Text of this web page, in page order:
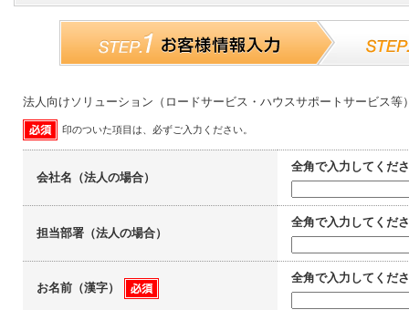
法人向けソリューション（ロードサービス・ハウスサポートサービス
印のついた項目は、必ずご入力ください。
会社名（法人の場合）
全角で入力してくだ
担当部署（法人の場合）
全角で入力してくだ
お名前（漢字）
全角で入力してくだ